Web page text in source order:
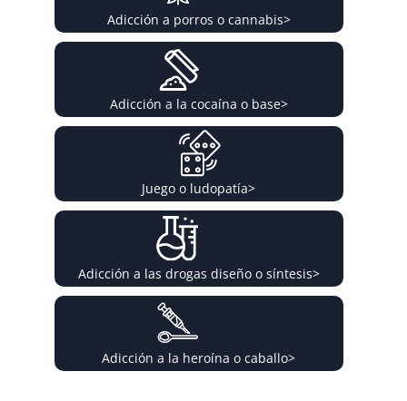
Adicción a porros o cannabis>
Adicción a la cocaína o base>
Juego o ludopatía>
Adicción a las drogas diseño o síntesis>
Adicción a la heroína o caballo>